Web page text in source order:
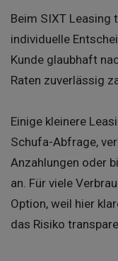
Beim SIXT Leasing
individuelle
Kunde glaubhaft
Raten zuverlässig
Einige kleinere
Schufa-Abfrage,
Anzahlungen oder
an. Für viele
Option, weil hier
das Risiko